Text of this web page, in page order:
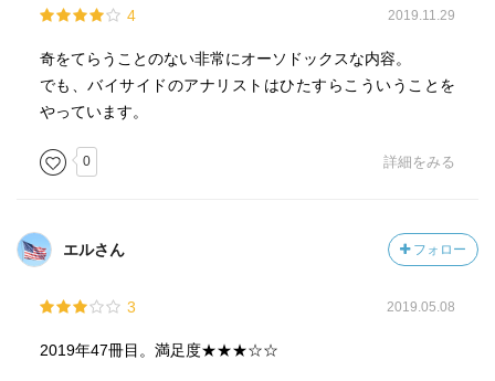
4 2019.11.29
奇をてらうことのない非常にオーソドックスな内容。
でも、バイサイドのアナリストはひたすらこういうことを
やっています。
0 詳細をみる
エルさん フォロー
3 2019.05.08
2019年47冊目。満足度★★★☆☆